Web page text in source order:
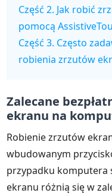
Część 2. Jak robić
pomocą
Część 3. Często
robienia zrzutów
Zalecane
ekranu na
Robienie zrzutów
wbudowanym
przypadku komputera
ekranu różnią się w